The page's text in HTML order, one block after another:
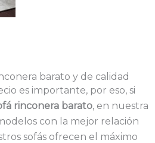
barato y de calidad
es importante, por eso, si
rinconera barato, en nuestra
con la mejor relación
sofás ofrecen el máximo